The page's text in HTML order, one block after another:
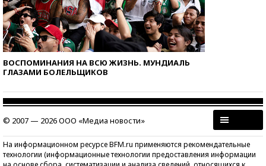
ВОСПОМИНАНИЯ НА ВСЮ ЖИЗНЬ. МУНДИАЛЬ
ГЛАЗАМИ БОЛЕЛЬЩИКОВ
© 2007 — 2026 ООО «Медиа новости»
На информационном ресурсе BFM.ru применяются рекомендательные
технологии (информационные технологии предоставления информации